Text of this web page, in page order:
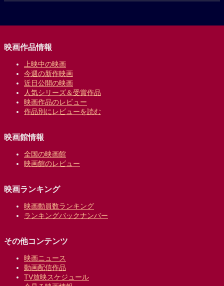
映画作品情報
上映中の映画
今週の新作映画
近日公開の映画
人気シリーズ＆受賞作品
映画作品のレビュー
作品別にレビューを読む
映画館情報
全国の映画館
映画館のレビュー
映画ランキング
映画動員数ランキング
ランキングバックナンバー
その他コンテンツ
映画ニュース
動画配信作品
TV放映スケジュール